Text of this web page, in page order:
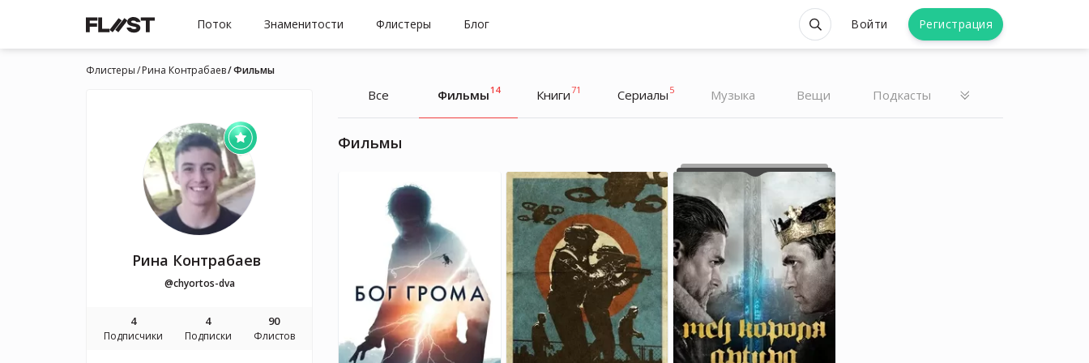
Поток Знаменитости Флистеры Блог Войти Регистрация
Флистеры Рина Контрабаев Фильмы
Рина Контрабаев
@chyortos-dva
4
Подписчики
4
Подписки
90
Флистов
Все Фильмы 14 Книги71 Cериалы 5 Музыка Вещи Подкасты
Фильмы
Рина Контрабаев Рина Контрабаев